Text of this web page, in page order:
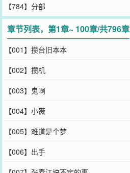
【784】分部
章节列表，第1章~ 100章/共796章
【001】攒台旧本本
【002】攒机
【003】鬼啊
【004】小薇
【005】难道是个梦
【006】出手